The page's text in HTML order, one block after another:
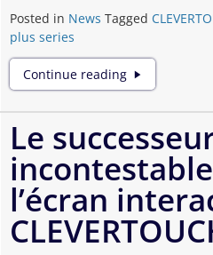
Posted in News Tagged
plus series
Continue reading
CLEVERTOUCH
Plus
Le
l’écran